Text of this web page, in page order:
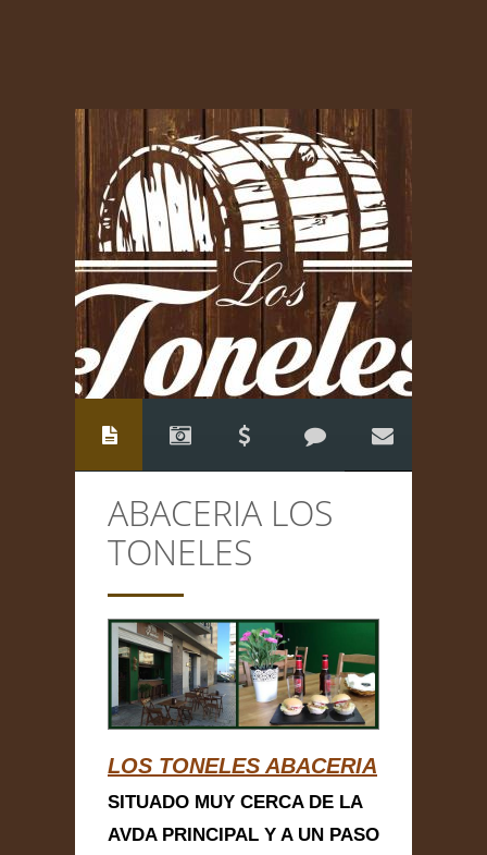
ABACERIA LOS
TONELES
LOS TONELES ABACERIA
SITUADO MUY CERCA DE LA
AVDA PRINCIPAL Y A UN PASO
CONTACTO
Anterior/Siguiente página
ABACERIA LOS
This page can't load Google
Maps correctly.
Do you own this
OK